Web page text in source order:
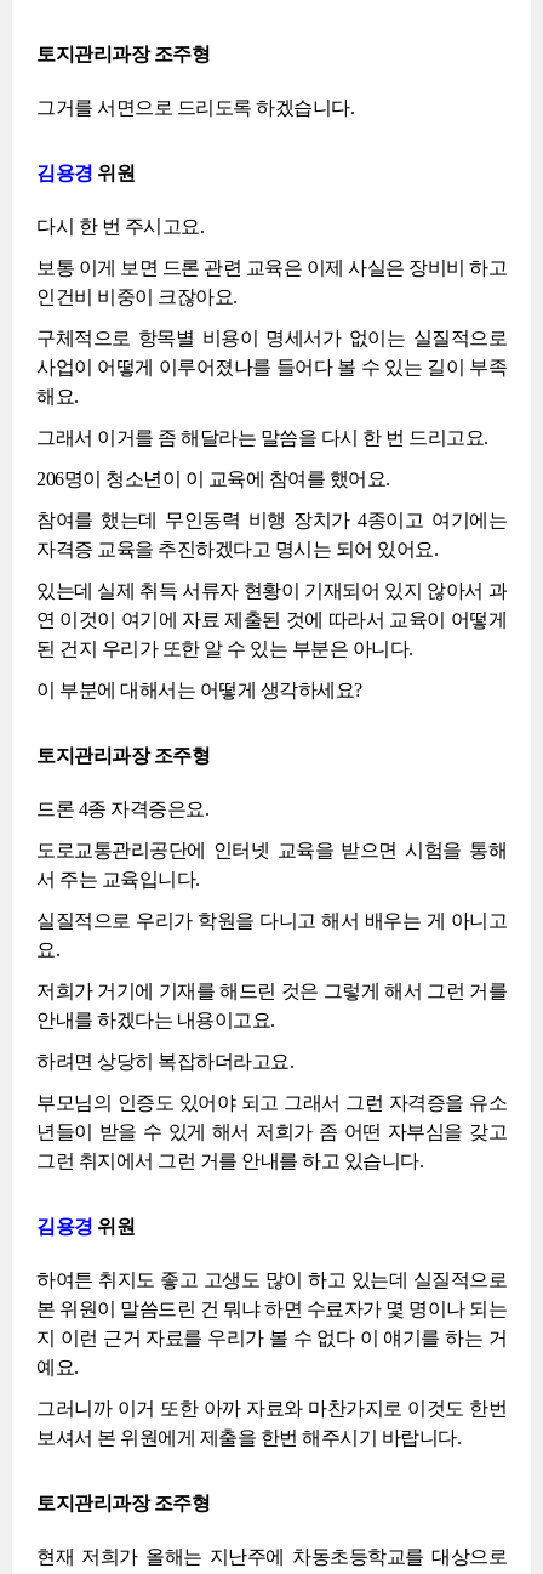
토지관리과장 조주형
그거를 서면으로 드리도록 하겠습니다.
김용경 위원
다시 한 번 주시고요.
보통 이게 보면 드론 관련 교육은 이제 사실은 장비비 하고
인건비 비중이 크잖아요.
구체적으로 항목별 비용이 명세서가 없이는 실질적으로
사업이 어떻게 이루어졌나를 들어다 볼 수 있는 길이 부족
해요.
그래서 이거를 좀 해달라는 말씀을 다시 한 번 드리고요.
206명이 청소년이 이 교육에 참여를 했어요.
참여를 했는데 무인동력 비행 장치가 4종이고 여기에는
자격증 교육을 추진하겠다고 명시는 되어 있어요.
있는데 실제 취득 서류자 현황이 기재되어 있지 않아서 과
연 이것이 여기에 자료 제출된 것에 따라서 교육이 어떻게
된 건지 우리가 또한 알 수 있는 부분은 아니다.
이 부분에 대해서는 어떻게 생각하세요?
토지관리과장 조주형
드론 4종 자격증은요.
도로교통관리공단에 인터넷 교육을 받으면 시험을 통해
서 주는 교육입니다.
실질적으로 우리가 학원을 다니고 해서 배우는 게 아니고
요.
저희가 거기에 기재를 해드린 것은 그렇게 해서 그런 거를
안내를 하겠다는 내용이고요.
하려면 상당히 복잡하더라고요.
부모님의 인증도 있어야 되고 그래서 그런 자격증을 유소
년들이 받을 수 있게 해서 저희가 좀 어떤 자부심을 갖고
그런 취지에서 그런 거를 안내를 하고 있습니다.
김용경 위원
하여튼 취지도 좋고 고생도 많이 하고 있는데 실질적으로
본 위원이 말씀드린 건 뭐냐 하면 수료자가 몇 명이나 되는
지 이런 근거 자료를 우리가 볼 수 없다 이 얘기를 하는 거
예요.
그러니까 이거 또한 아까 자료와 마찬가지로 이것도 한번
보셔서 본 위원에게 제출을 한번 해주시기 바랍니다.
토지관리과장 조주형
현재 저희가 올해는 지난주에 차동초등학교를 대상으로